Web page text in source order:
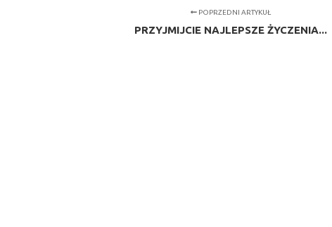
POPRZEDNI ARTYKUŁ
PRZYJMIJCIE NAJLEPSZE ŻYCZENIA...